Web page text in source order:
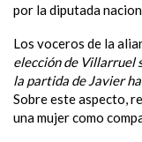
por la diputada
Los voceros de la
elección de Villarruel
la partida de Javier
Sobre este aspecto,
una mujer como